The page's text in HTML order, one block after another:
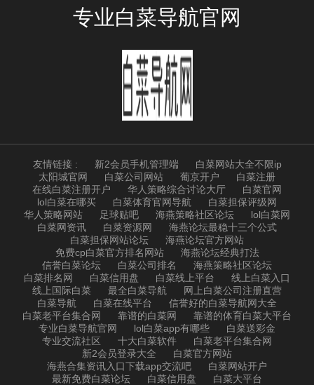
专业白菜导航官网
友情链接 : 新2会员手机管理端
白菜网站大全不限ip
太阳城官网
白菜公司网站 葡京开户
白菜注册
在线白菜注册开户
华人策略综合讨论大厅
白菜官网
lol白菜在哪买
白菜体育官网导航
白菜担保评级网
华人策略网站
足球贴吧 海燕策略社区论坛
lol白菜网
白菜网资讯
白菜资源网
海燕论坛最稳十三个公式
白菜担保网站论坛
海燕论坛官方网站
免费cp白菜官方排名网站
海燕论坛经典打法
信誉白菜论坛
白菜公司排名
海燕策略社区论坛
白菜排名网
白菜信用盘 白菜线上平台
线上白菜入口
线上国际白菜
最全白菜导航
网上白菜公司注册直营
白菜导航
白菜在线平台
信誉好的白菜导航网大全
白菜老平台集合网
靠谱的白菜网
靠谱的体育白菜大平台
专业白菜导航官网
lol白菜app有哪些
白菜送彩金
专业交流社区
十大白菜软件
白菜老平台集合网
新2会员登录大全
白菜官方网站
海燕合集资讯入口下载app交流吧
白菜网站开户
最新免费白菜论坛
白菜信用盘
白菜大平台